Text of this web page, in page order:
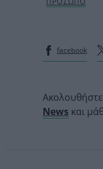
facebook
News και